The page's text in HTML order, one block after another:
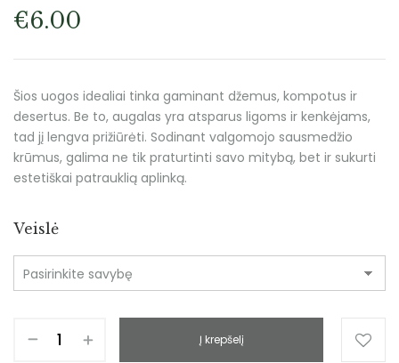
€6.00
Šios uogos idealiai tinka gaminant džemus, kompotus ir
desertus. Be to, augalas yra atsparus ligoms ir kenkėjams,
tad jį lengva prižiūrėti. Sodinant valgomojo sausmedžio
krūmus, galima ne tik praturtinti savo mitybą, bet ir sukurti
estetiškai patrauklią aplinką.
Veislė
Į krepšelį